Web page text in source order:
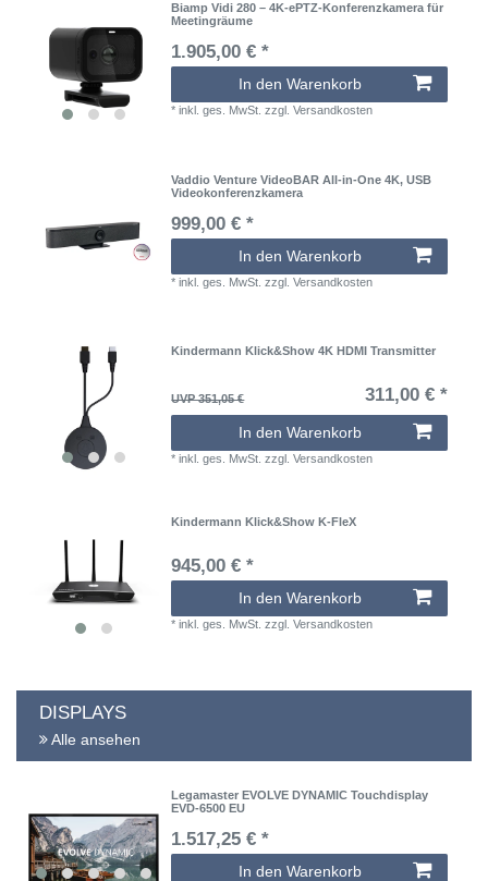
Biamp Vidi 280 – 4K-ePTZ-Konferenzkamera für
Meetingräume
1.905,00 € *
In den Warenkorb
*inkl. ges. MwSt. zzgl.Versandkosten
Vaddio Venture VideoBAR All-in-One 4K, USB
Videokonferenzkamera
999,00 € *
In den Warenkorb
*inkl. ges. MwSt. zzgl.Versandkosten
Kindermann Klick&Show 4K HDMI Transmitter
UVP 351,05 € 311,00 € *
In den Warenkorb
*inkl. ges. MwSt. zzgl.Versandkosten
Kindermann Klick&Show K-FleX
945,00 € *
In den Warenkorb
*inkl. ges. MwSt. zzgl.Versandkosten
DISPLAYS
Alle ansehen
Legamaster EVOLVE DYNAMIC Touchdisplay
EVD-6500 EU
1.517,25 € *
In den Warenkorb